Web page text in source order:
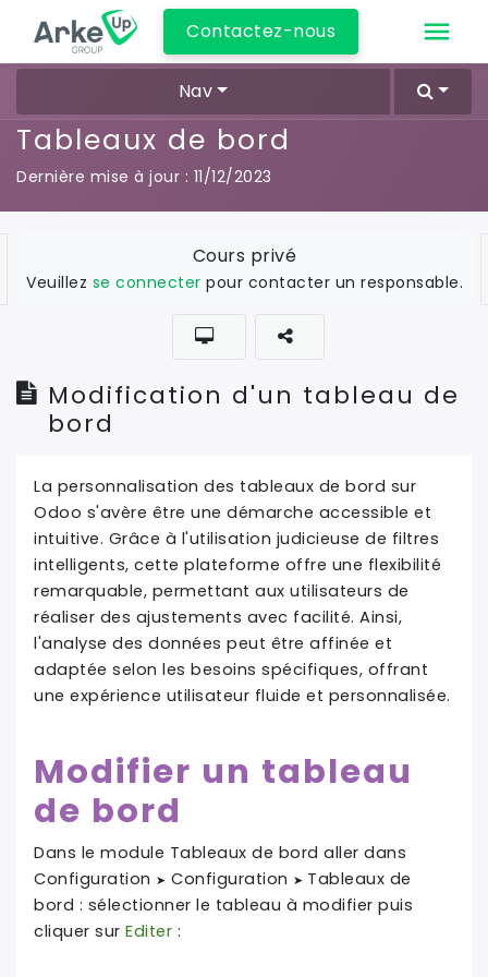
Contactez-nous
Nav
Tableaux de bord
Dernière mise à jour : 11/12/2023
Modification d'un tableau de
bord
Cours privé
Veuillez se connecter pour contacter un responsable.
La personnalisation des tableaux de bord sur
Odoo s'avère être une démarche accessible et
intuitive. Grâce à l'utilisation judicieuse de filtres
intelligents, cette plateforme offre une flexibilité
remarquable, permettant aux utilisateurs de
réaliser des ajustements avec facilité. Ainsi,
l'analyse des données peut être affinée et
adaptée selon les besoins spécifiques, offrant
une expérience utilisateur fluide et personnalisée.
Modifier un tableau
de bord
Dans le module Tableaux de bord aller dans
Configuration ➤ Configuration ➤ Tableaux de
bord : sélectionner le tableau à modifier puis
cliquer sur Editer :